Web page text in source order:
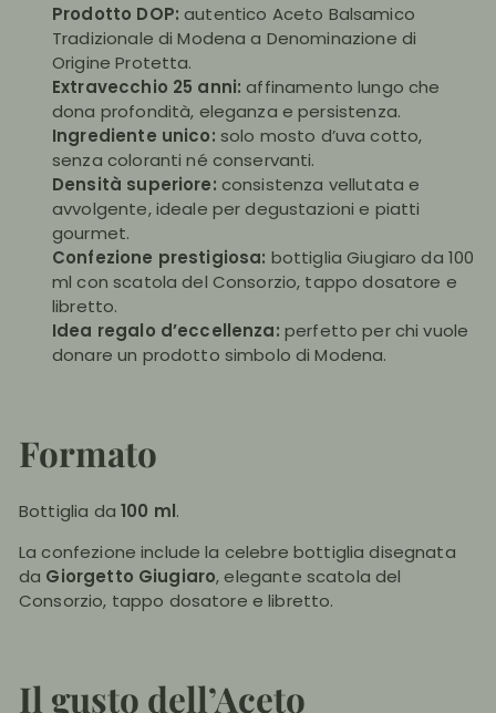
Prodotto DOP: autentico Aceto Balsamico
Tradizionale di Modena a Denominazione di
Origine Protetta.
Extravecchio 25 anni: affinamento lungo che
dona profondità, eleganza e persistenza.
Ingrediente unico: solo mosto d’uva cotto,
senza coloranti né conservanti.
Densità superiore: consistenza vellutata e
avvolgente, ideale per degustazioni e piatti
gourmet.
Confezione prestigiosa: bottiglia Giugiaro da 100
ml con scatola del Consorzio, tappo dosatore e
libretto.
Idea regalo d’eccellenza: perfetto per chi vuole
donare un prodotto simbolo di Modena.
Formato
Bottiglia da 100 ml.
La confezione include la celebre bottiglia disegnata
da Giorgetto Giugiaro, elegante scatola del
Consorzio, tappo dosatore e libretto.
Il gusto dell’Aceto